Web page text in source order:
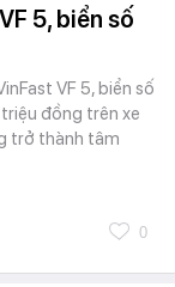
5, biển số
VF 5, biển số
đồng trên xe
trở thành tâm
0